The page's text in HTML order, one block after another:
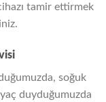
tamir ettirmek
soğuk
duyduğumuzda